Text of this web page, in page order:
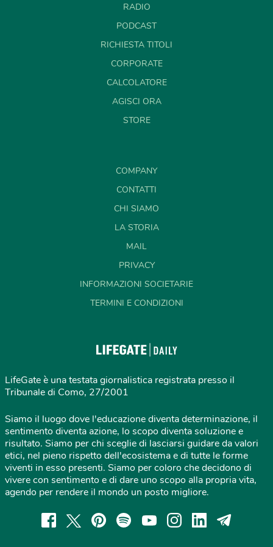
RADIO
PODCAST
RICHIESTA TITOLI
CORPORATE
CALCOLATORE
AGISCI ORA
STORE
COMPANY
CONTATTI
CHI SIAMO
LA STORIA
MAIL
PRIVACY
INFORMAZIONI SOCIETARIE
TERMINI E CONDIZIONI
LifeGate è una testata giornalistica registrata presso il
Tribunale di Como, 27/2001
Siamo il luogo dove l'educazione diventa determinazione, il
sentimento diventa azione, lo scopo diventa soluzione e
risultato. Siamo per chi sceglie di lasciarsi guidare da valori
etici, nel pieno rispetto dell'ecosistema e di tutte le forme
viventi in esso presenti. Siamo per coloro che decidono di
vivere con sentimento e di dare uno scopo alla propria vita,
agendo per rendere il mondo un posto migliore.